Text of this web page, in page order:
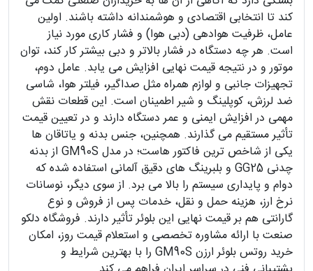
کند تا انتخابی اقتصادی و هوشمندانه داشته باشند. اولین
عامل، ظرفیت هوادهی (دبی هوا) و فشار کاری مورد نیاز
است. هر چه دستگاه در فشار بالاتر و دبی بیشتر کار کند، توان
موتور و در نتیجه قیمت نهایی افزایش می‌ یابد. عامل دوم،
تجهیزات جانبی و لوازم همراه مثل صداگیر، فیلتر هوا، شاسی
ضد لرزش، کوپلینگ و شیر اطمینان است. این قطعات نقش
مهمی در افزایش ایمنی و عمر دستگاه دارند و در تعیین قیمت
تأثیر مستقیم می‌ گذارند. همچنین، جنس بدنه و یاتاقان‌ ها
یکی از شاخص‌ ترین فاکتور هاست؛ در مدل GM90S از بدنه
چدنی GG25 و بلبرینگ‌ های دقیق آلمانی استفاده شده که
دوام و پایداری سیستم را بالا می‌ برد. از سوی دیگر، نوسانات
نرخ ارز، هزینه حمل‌ و نقل، خدمات پس از فروش و نوع
گارانتی هم بر قیمت نهایی این بلوئر تأثیر دارند. فروشگاه دلکو
صنعت با ارائه مشاوره تخصصی و استعلام قیمت روز، امکان
خرید روتس بلوئر ارزن GM90S را با بهترین شرایط و